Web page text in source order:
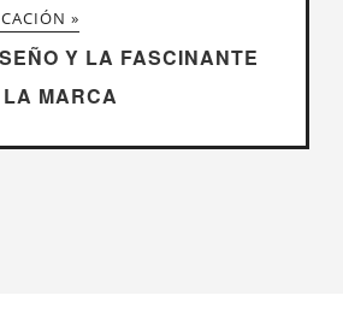
»
Y LA FASCINANTE
MARCA